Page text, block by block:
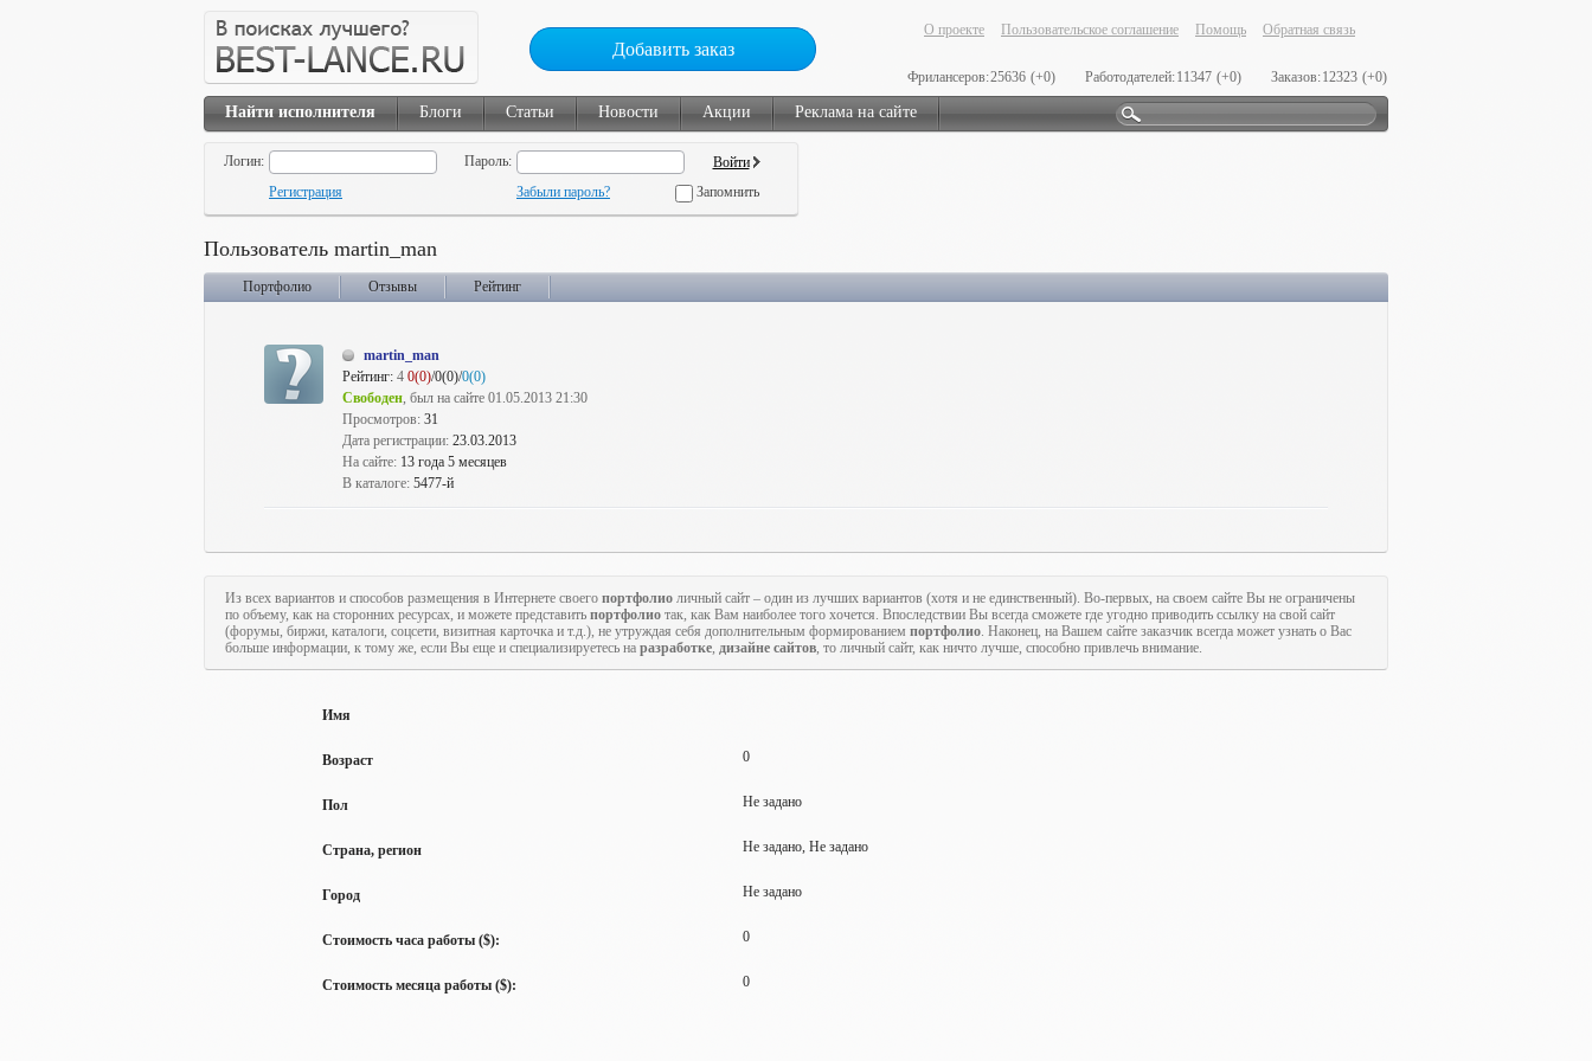
Добавить заказ
О проекте Пользовательское соглашение Помощь Обратная связь
Фрилансеров:25636 (+0) Работодателей:11347 (+0) Заказов:12323 (+0)
Найти исполнителя Блоги Статьи Новости Акции Реклама на сайте
Логин:
Пароль:
Регистрация
Забыли пароль? Запомнить
Пользователь martin_man
Портфолио Отзывы Рейтинг
martin_man
Рейтинг: 4 0(0)/0(0)/0(0)
Свободен, был на сайте 01.05.2013 21:30
Просмотров: 31
Дата регистрации: 23.03.2013
На сайте: 13 года 5 месяцев
В каталоге: 5477-й
Из всех вариантов и способов размещения в Интернете своего портфолио личный сайт – один из лучших вариантов (хотя и не единственный). Во-первых, на своем сайте Вы не ограничены
по объему, как на сторонних ресурсах, и можете представить портфолио так, как Вам наиболее того хочется. Впоследствии Вы всегда сможете где угодно приводить ссылку на свой сайт
(форумы, биржи, каталоги, соцсети, визитная карточка и т.д.), не утруждая себя дополнительным формированием портфолио. Наконец, на Вашем сайте заказчик всегда может узнать о Вас
больше информации, к тому же, если Вы еще и специализируетесь на разработке, дизайне сайтов, то личный сайт, как ничто лучше, способно привлечь внимание.
Имя
Возраст 0
Пол Не задано
Страна, регион Не задано, Не задано
Город Не задано
Стоимость часа работы ($): 0
Стоимость месяца работы ($): 0